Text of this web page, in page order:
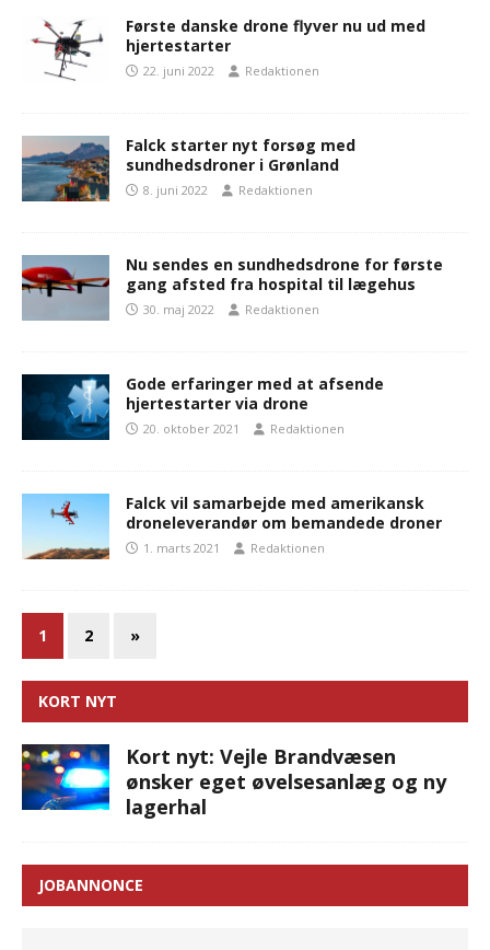
Første danske drone flyver nu ud med
hjertestarter
22. juni 2022 Redaktionen
Falck starter nyt forsøg med
sundhedsdroner i Grønland
8. juni 2022 Redaktionen
Nu sendes en sundhedsdrone for første
gang afsted fra hospital til lægehus
30. maj 2022 Redaktionen
Gode erfaringer med at afsende
hjertestarter via drone
20. oktober 2021 Redaktionen
Falck vil samarbejde med amerikansk
droneleverandør om bemandede droner
1. marts 2021 Redaktionen
1 2 »
KORT NYT
Kort nyt: Vejle Brandvæsen
ønsker eget øvelsesanlæg og ny
lagerhal
JOBANNONCE